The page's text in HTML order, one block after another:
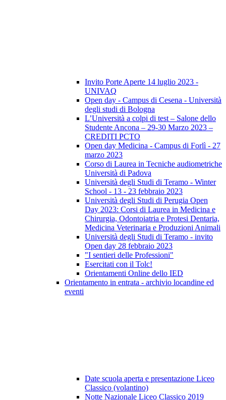
Invito Porte Aperte 14 luglio 2023 -
UNIVAQ
Open day - Campus di Cesena - Università
degli studi di Bologna
L’Università a colpi di test – Salone dello
Studente Ancona – 29-30 Marzo 2023 –
CREDITI PCTO
Open day Medicina - Campus di Forlì - 27
marzo 2023
Corso di Laurea in Tecniche audiometriche
Università di Padova
Università degli Studi di Teramo - Winter
School - 13 - 23 febbraio 2023
Università degli Studi di Perugia Open
Day 2023: Corsi di Laurea in Medicina e
Chirurgia, Odontoiatria e Protesi Dentaria,
Medicina Veterinaria e Produzioni Animali
Università degli Studi di Teramo - invito
Open day 28 febbraio 2023
"I sentieri delle Professioni"
Esercitati con il Tolc!
Orientamenti Online dello IED
Orientamento in entrata - archivio locandine ed
eventi
Date scuola aperta e presentazione Liceo
Classico (volantino)
Notte Nazionale Liceo Classico 2019